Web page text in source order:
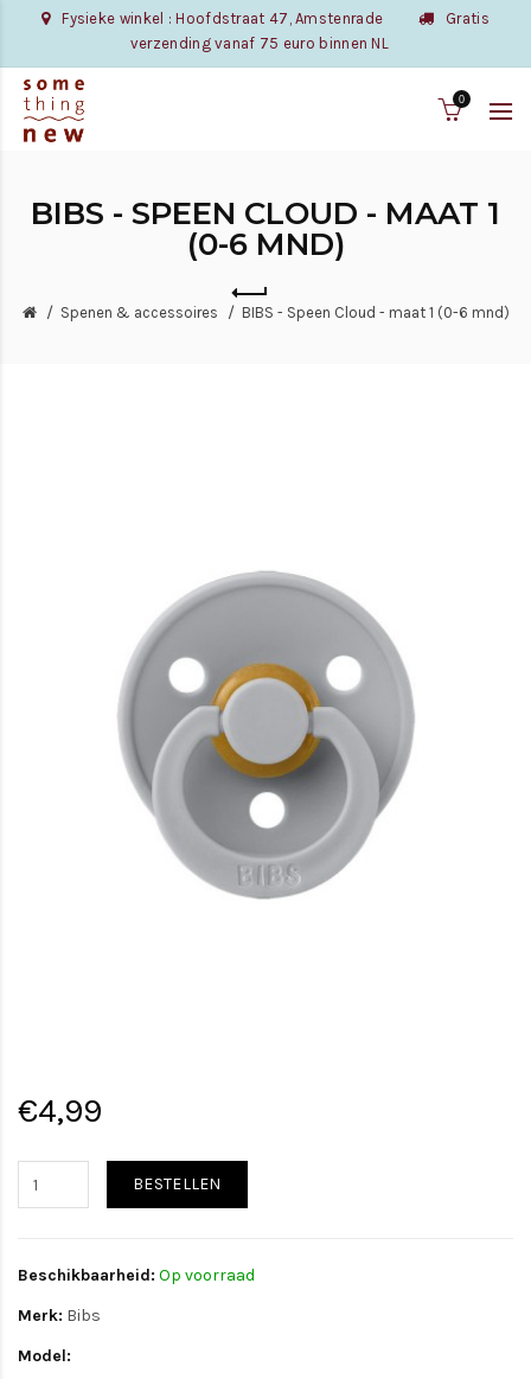
Fysieke winkel : Hoofdstraat 47, Amstenrade
Gratis
verzending vanaf 75 euro binnen NL
0
BIBS - SPEEN CLOUD - MAAT 1
(0-6 MND)
Spenen & accessoires BIBS - Speen Cloud - maat 1 (0-6 mnd)
€4,99
BESTELLEN
Beschikbaarheid: Op voorraad
Merk: Bibs
Model: